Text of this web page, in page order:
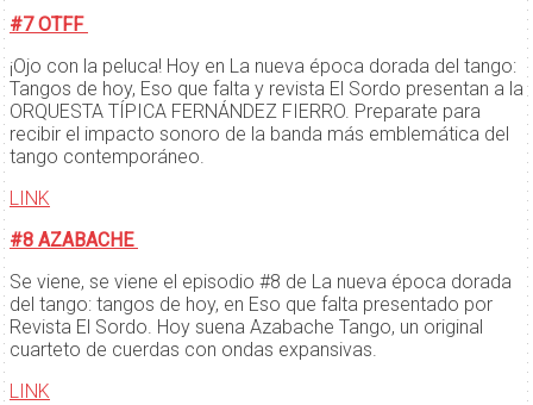
#7 OTFF
¡Ojo con la peluca! Hoy en La nueva época dorada del tango:
Tangos de hoy, Eso que falta y revista El Sordo presentan a la
ORQUESTA TÍPICA FERNÁNDEZ FIERRO. Preparate para
recibir el impacto sonoro de la banda más emblemática del
tango contemporáneo.
LINK
#8 AZABACHE
Se viene, se viene el episodio #8 de La nueva época dorada
del tango: tangos de hoy, en Eso que falta presentado por
Revista El Sordo. Hoy suena Azabache Tango, un original
cuarteto de cuerdas con ondas expansivas.
LINK